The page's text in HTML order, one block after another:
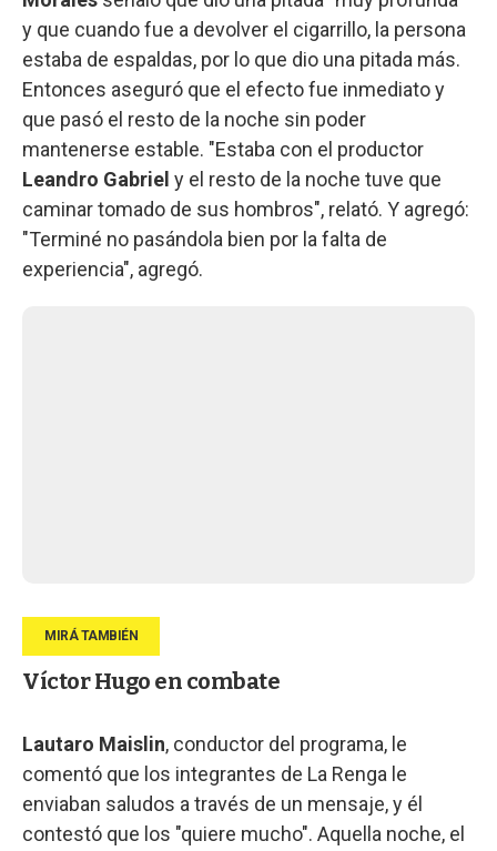
y que cuando fue a devolver el cigarrillo, la persona
estaba de espaldas, por lo que dio una pitada más.
Entonces aseguró que el efecto fue inmediato y
que pasó el resto de la noche sin poder
mantenerse estable. "Estaba con el productor
Leandro Gabriel y el resto de la noche tuve que
caminar tomado de sus hombros", relató. Y agregó:
"Terminé no pasándola bien por la falta de
experiencia", agregó.
Víctor Hugo en combate
Lautaro Maislin, conductor del programa, le
comentó que los integrantes de La Renga le
enviaban saludos a través de un mensaje, y él
contestó que los "quiere mucho". Aquella noche, el